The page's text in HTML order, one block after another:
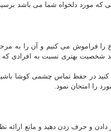
مورد دلخواه شما می باشد برسید
را فراموش می کنیم و آن را
شخصیت بهتری نسبت به افرادی
در حفظ تماس چشمی کوشا باشید
را امتحان نمود.
و حرف زدن دهید و مانع ارائه